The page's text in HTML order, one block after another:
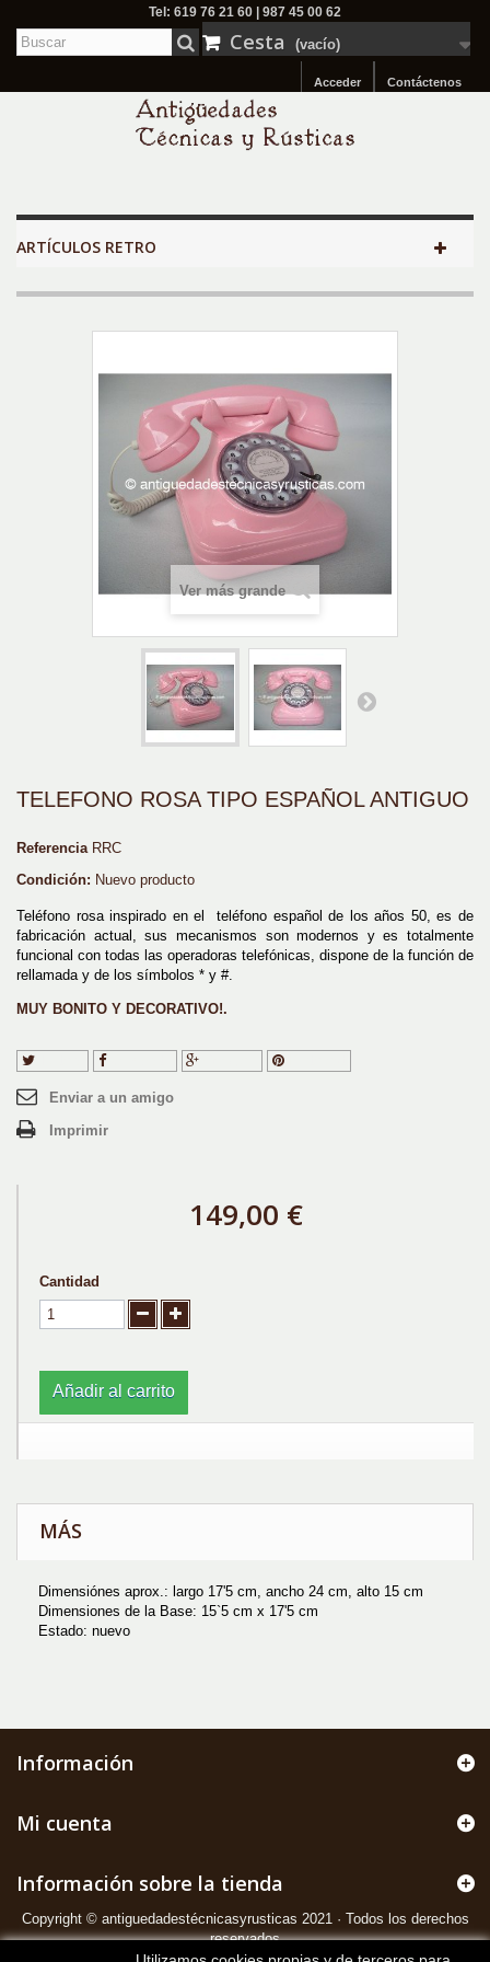
Tel: 619 76 21 60 | 987 45 00 62
Cesta (vacío)
Contáctenos
Acceder
ARTÍCULOS RETRO
Ver más grande
TELEFONO ROSA TIPO ESPAÑOL ANTIGUO
Referencia RRC
Condición: Nuevo producto
Teléfono rosa inspirado en el teléfono español de los años 50, es de
fabricación actual, sus mecanismos son modernos y es totalmente
funcional con todas las operadoras telefónicas, dispone de la función de
rellamada y de los símbolos * y #.
MUY BONITO Y DECORATIVO!.
Tuitear Compartir
Enviar a un amigo
Imprimir
149,00 €
Cantidad
Añadir al carrito
MÁS
Dimensiónes aprox.: largo 17'5 cm, ancho 24 cm, alto 15 cm
Dimensiones de la Base: 15`5 cm x 17'5 cm
Estado: nuevo
Información
Mi cuenta
Información sobre la tienda
Copyright © antiguedadestécnicasyrusticas 2021 · Todos los derechos
reservados